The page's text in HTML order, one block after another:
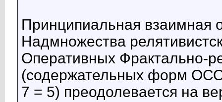
Принципиальная взаимная
Надмножества
Оперативных Фрактально-
(содержательных форм
7 = 5) преодолевается на